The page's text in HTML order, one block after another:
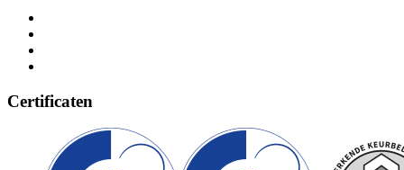
Certificaten